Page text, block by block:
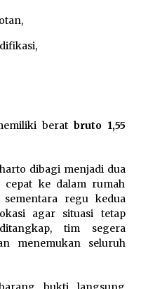
berat bruto 1,55
dibagi menjadi dua
cepat ke dalam rumah
regu kedua
agar situasi tetap
tim segera
menemukan seluruh